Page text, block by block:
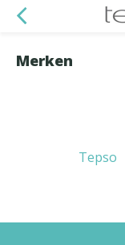
Merken
Tepso